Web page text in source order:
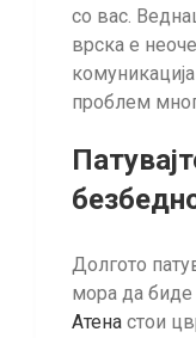
со вас.
врска е
проблем
Долгото
мора да биде
Атена стои